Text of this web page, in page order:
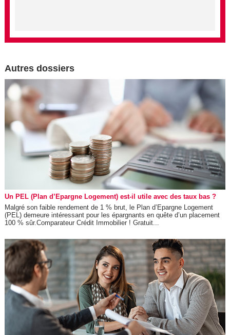
Autres dossiers
Un PEL (Plan d’Epargne Logement) est-il utile avec des taux bas ?
Malgré son faible rendement de 1 % brut, le Plan d’Epargne Logement
(PEL) demeure intéressant pour les épargnants en quête d’un placement
100 % sûr.Comparateur Crédit Immobilier ! Gratuit...